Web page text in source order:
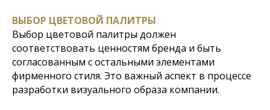
ВЫБОР ЦВЕТОВОЙ ПАЛИТРЫ
Выбор цветовой палитры должен
соответствовать ценностям бренда и быть
согласованным с остальными элементами
фирменного стиля. Это важный аспект в процессе
разработки визуального образа компании.